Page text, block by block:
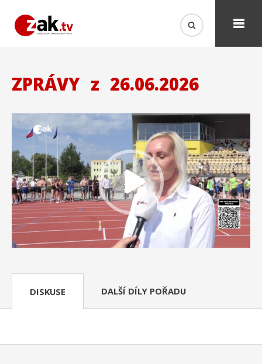
ZPRÁVY z 26.06.2026
DISKUSE DALŠÍ DÍLY POŘADU